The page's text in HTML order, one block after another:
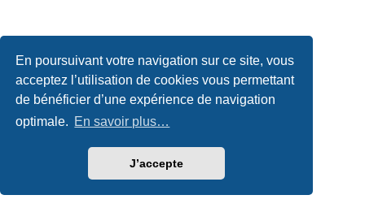
En poursuivant votre navigation sur ce site, vous
acceptez l’utilisation de cookies vous permettant
de bénéficier d’une expérience de navigation
optimale. En savoir plus…
J’accepte